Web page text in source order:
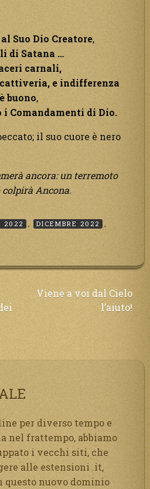
Suo Dio Creatore,
di Satana …
carnali,
e indifferenza
buono,
i Comandamenti di Dio.
il suo cuore è nero
ancora: un terremoto
Ancona.
2022 , DICEMBRE 2022
,
Viene a voi dal Cielo
l’aiuto!
per diverso tempo e
nel frattempo, abbiamo
i vecchi siti, che
alle estensioni .it,
questo nuovo dominio